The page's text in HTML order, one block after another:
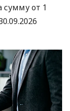
сумму от 1